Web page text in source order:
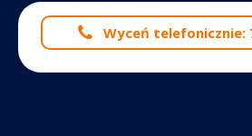
Wyceń telefonicznie: